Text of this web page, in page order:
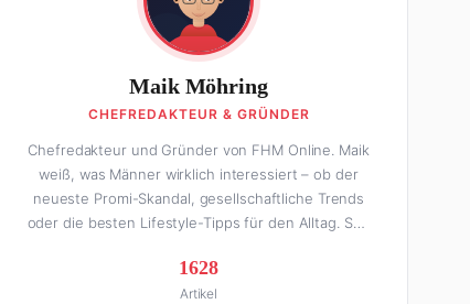
Maik Möhring
CHEFREDAKTEUR & GRÜNDER
Chefredakteur und Gründer von FHM Online. Maik
weiß, was Männer wirklich interessiert – ob der
neueste Promi-Skandal, gesellschaftliche Trends
oder die besten Lifestyle-Tipps für den Alltag. Seit
hat FHM Online zu einer der führenden Männer-
Lifestyle-Plattformen im deutschsprachigen Raum
1628
Artikel